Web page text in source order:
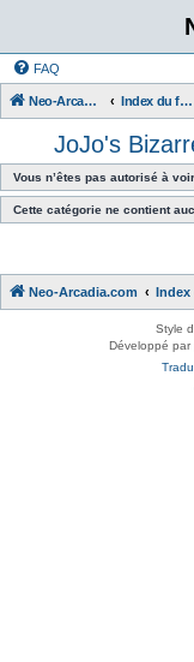
FAQ
Neo-Arcadia.com Index du forum
JoJo's
Vous n’êtes pas autorisé à
Cette catégorie ne contient
Neo-Arcadia.com Index
Style
Développé par